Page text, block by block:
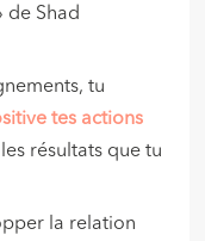
de Shad
tu
tes actions
résultats que tu
la relation